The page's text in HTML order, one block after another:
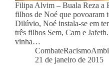
Filipa Alvim – Buala Reza a
filhos de Noé que povoaram
Dilúvio, Noé instala-se em
três filhos Sem, Cam e
vinha…
21 de janeiro de 2015